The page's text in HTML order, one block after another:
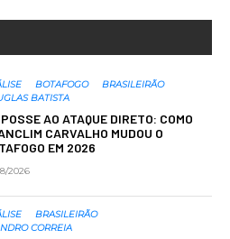
BOTAFOGO
BRASILEIRÃO
BATISTA
AO ATAQUE DIRETO: COMO
CARVALHO MUDOU O
EM 2026
2026
BRASILEIRÃO
CORREIA